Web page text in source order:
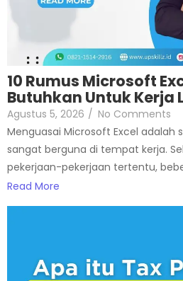
10 Rumus Microsoft
Butuhkan Untuk Kerja
Agustus 5, 2026 / No Comments
Menguasai Microsoft Excel adalah
sangat berguna di tempat kerja.
pekerjaan-pekerjaan tertentu,
Read More